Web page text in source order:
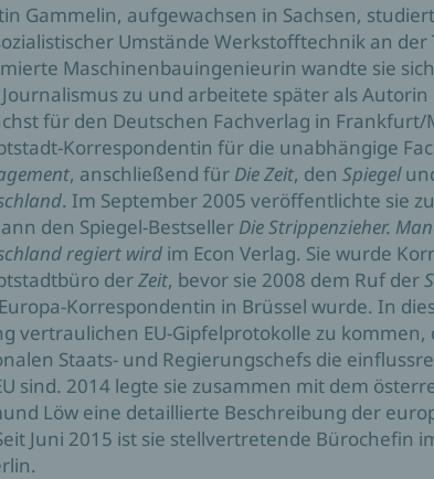
Gammelin, aufgewachsen in Sachsen,
Umstände Werkstofftechnik an der
Maschinenbauingenieurin wandte sie
zu und arbeitete später als
für den Deutschen Fachverlag in Frankfurt/
Korrespondentin für die unabhängige
, anschließend für Die Zeit, den Spiegel
. Im September 2005 veröffentlichte sie
den Spiegel-Bestseller Die Strippenzieher.
regiert wird im Econ Verlag. Sie wurde
derZeit, bevor sie 2008 dem Ruf der
Korrespondentin in Brüssel wurde. In
vertraulichen EU-Gipfelprotokolle zu kommen,
Staats- und Regierungschefs die
sind. 2014 legte sie zusammen mit dem
Löw eine detaillierte Beschreibung der
Juni 2015 ist sie stellvertretende Bürochefin